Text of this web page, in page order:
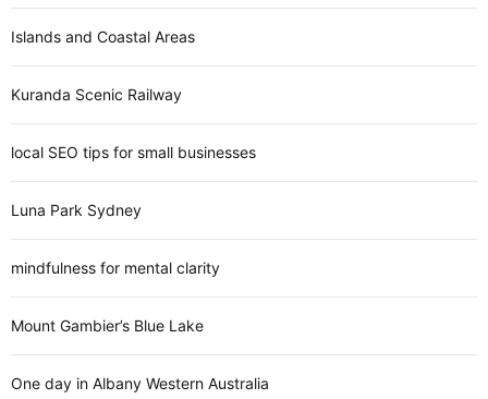
Islands and Coastal Areas
Kuranda Scenic Railway
local SEO tips for small businesses
Luna Park Sydney
mindfulness for mental clarity
Mount Gambier’s Blue Lake
One day in Albany Western Australia